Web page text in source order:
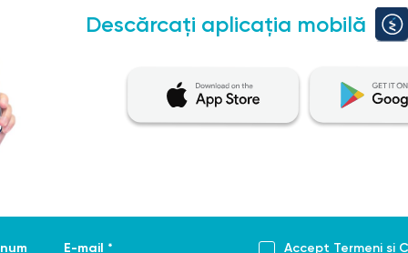
Descărcați aplicația mobilă
* E-mail * Accept Termeni și